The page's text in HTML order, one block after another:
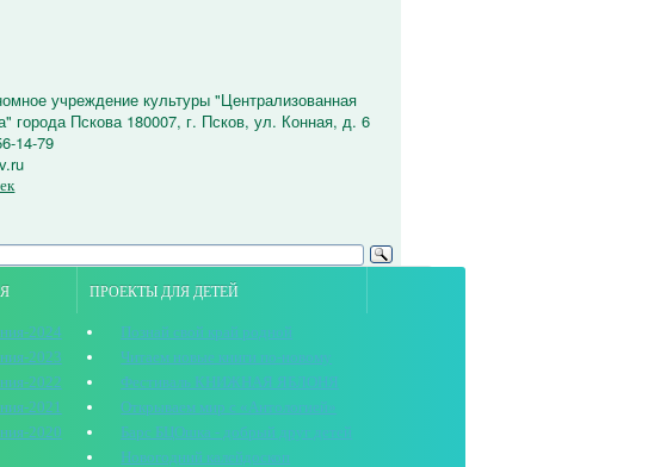
учреждение культуры "Централизованная
города Пскова 180007, г. Псков, ул. Конная, д. 6
14-79
2024
2023
2022
2021
2020
ПРОЕКТЫ ДЛЯ ДЕТЕЙ
Познай свой край родной
Читаем новые книги по-новому
Фестиваль КНИЖНАЯ ЯБЛОНЯ
Открываем мир с «Антологией»
Барс БЦОшка - добрый друг детей
Новогодний калейдоскоп